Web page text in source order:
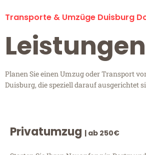
Transporte & Umzüge Duisburg
Planen Sie einen Umzug oder Transport
Duisburg, die speziell darauf ausgerichtet
Privatumzug | ab 250€